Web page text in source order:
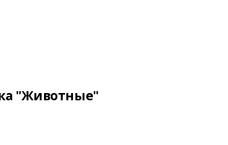
"Животные"